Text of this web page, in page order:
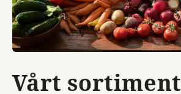
Vårt sortiment